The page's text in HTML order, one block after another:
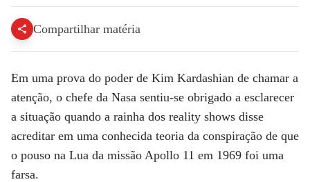
Compartilhar matéria
Em uma prova do poder de Kim Kardashian de chamar a
atenção, o chefe da Nasa sentiu-se obrigado a esclarecer
a situação quando a rainha dos reality shows disse
acreditar em uma conhecida teoria da conspiração de que
o pouso na Lua da missão Apollo 11 em 1969 foi uma
farsa.